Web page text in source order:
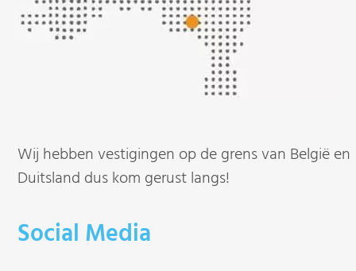
Wij hebben vestigingen op de grens van België en
Duitsland dus kom gerust langs!
Social Media